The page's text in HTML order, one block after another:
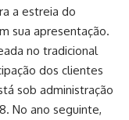
a estreia do
sua apresentação.
no tradicional
dos clientes
sob administração
No ano seguinte,